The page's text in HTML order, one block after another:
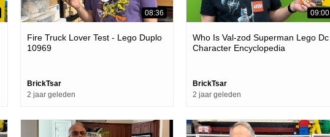
08:36
Fire Truck Lover Test - Lego Duplo
10969
BrickTsar
2 jaar geleden
09:00
Who Is Val-zod Superman Lego Dc
Character Encyclopedia
BrickTsar
2 jaar geleden